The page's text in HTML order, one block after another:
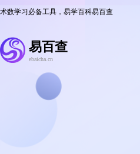
术数学习必备工具，易学百科易百查
易百查
ebaicha.cn